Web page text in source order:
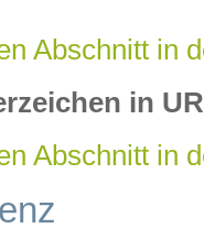
Abschnitt in
in
Abschnitt in